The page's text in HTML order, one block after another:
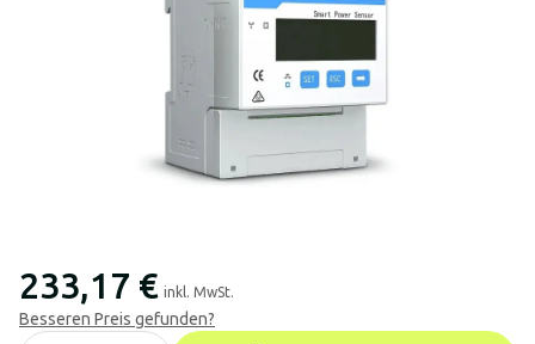
233,17 € inkl. MwSt.
Besseren Preis gefunden?